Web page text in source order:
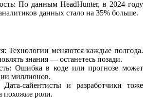
По данным HeadHunter, в 2024 году
данных стало на 35% больше.
Технологии меняются каждые полгода.
знания — останетесь позади.
Ошибка в коде или прогнозе может
миллионов.
Дата-сайентисты и разработчики тоже
похожие роли.